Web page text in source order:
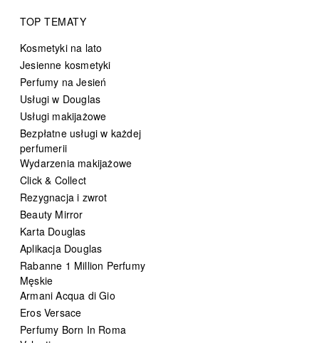
TOP TEMATY
Kosmetyki na lato
Jesienne kosmetyki
Perfumy na Jesień
Usługi w Douglas
Usługi makijażowe
Bezpłatne usługi w każdej
perfumerii
Wydarzenia makijażowe
Click & Collect
Rezygnacja i zwrot
Beauty Mirror
Karta Douglas
Aplikacja Douglas
Rabanne 1 Million Perfumy
Męskie
Armani Acqua di Gio
Eros Versace
Perfumy Born In Roma